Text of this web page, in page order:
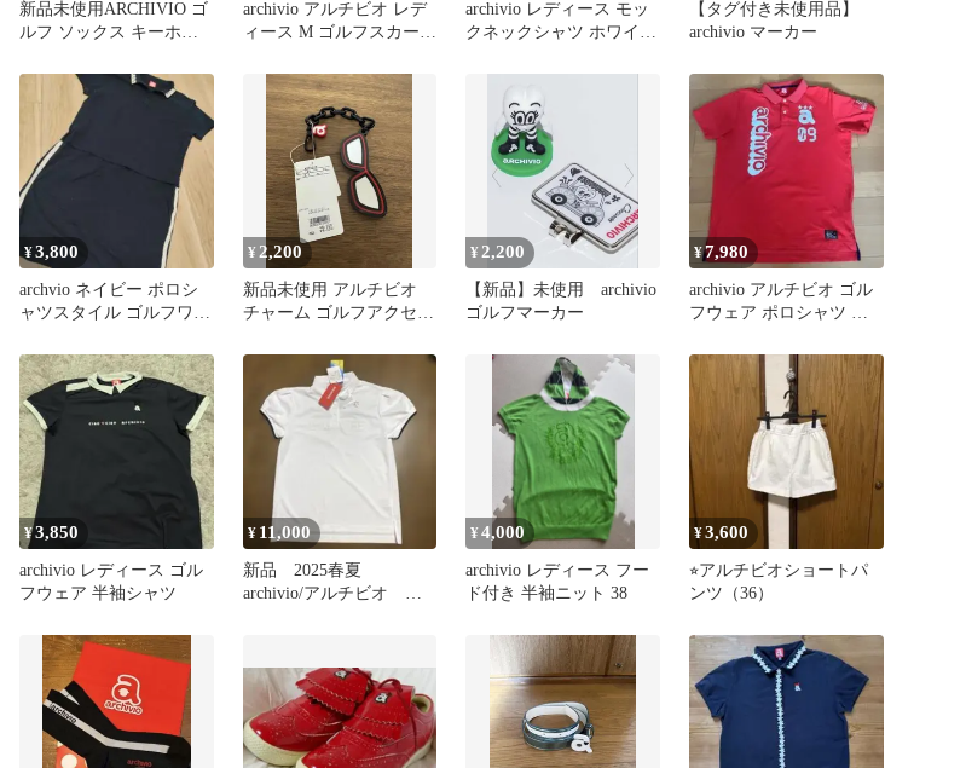
新品未使用ARCHIVIO ゴ
ルフ ソックス キーホル
archivio アルチビオ レデ
ィース M ゴルフスカート
archivio レディース モッ
クネックシャツ ホワイト
【タグ付き未使用品】
archivio マーカー
¥3,800
archvio ネイビー ポロシ
ャツスタイル ゴルフワン
¥ 2,200
新品未使用 アルチビオ
チャーム ゴルフアクセサ
¥ 2,200
【新品】未使用 archivio
ゴルフマーカー
¥7,980
archivio アルチビオ ゴル
フウェア ポロシャツ レ
¥3,850
archivio レディース ゴル
フウェア 半袖シャツ
¥ 11,000
新品 2025春夏
archivio/アルチビオ プ
¥4,000
archivio レディース フー
ド付き 半袖ニット 38
¥3,600
⭐︎アルチビオショートパ
ンツ（36）